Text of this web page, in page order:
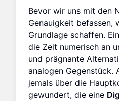
Bevor wir uns mit den
Genauigkeit befassen,
Grundlage schaffen.
die Zeit numerisch an
und prägnante
analogen Gegenstück.
jemals über die
gewundert, die eine